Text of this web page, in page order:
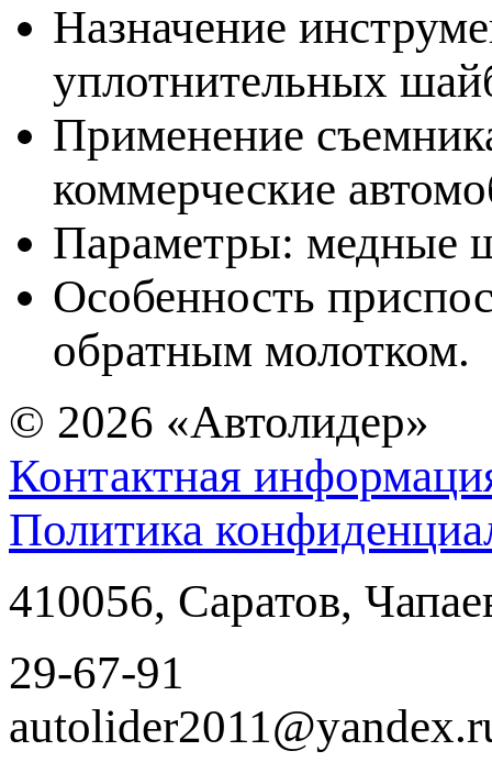
Назначение
уплотнительных
Применение
коммерческие
Параметры: медные
Особенность
обратным молотком.
© 2026 «Автолидер»
Контактная
Политика
410056, Саратов,
29-67-91